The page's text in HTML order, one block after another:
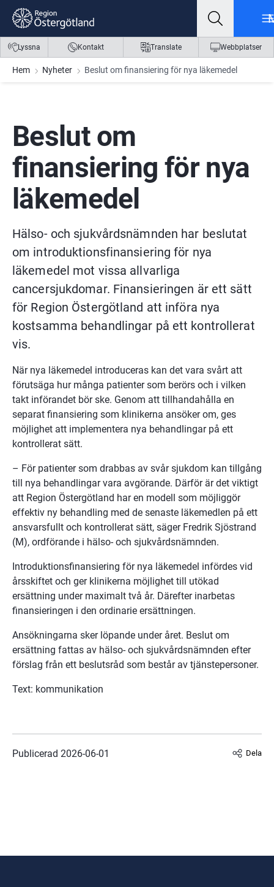
Gå till innehåll
Gå till meny
Gå till sidfot
Lyssna Kontakt Translate Webbplatser
Hem Nyheter Beslut om finansiering för nya läkemedel
Beslut om
finansiering för nya
läkemedel
Hälso- och sjukvårdsnämnden har beslutat
om introduktionsfinansiering för nya
läkemedel mot vissa allvarliga
cancersjukdomar. Finansieringen är ett sätt
för Region Östergötland att införa nya
kostsamma behandlingar på ett kontrollerat
vis.
När nya läkemedel introduceras kan det vara svårt att
förutsäga hur många patienter som berörs och i vilken
takt införandet bör ske. Genom att tillhandahålla en
separat finansiering som klinikerna ansöker om, ges
möjlighet att implementera nya behandlingar på ett
kontrollerat sätt.
– För patienter som drabbas av svår sjukdom kan tillgång
till nya behandlingar vara avgörande. Därför är det viktigt
att Region Östergötland har en modell som möjliggör
effektiv ny behandling med de senaste läkemedlen på ett
ansvarsfullt och kontrollerat sätt, säger Fredrik Sjöstrand
(M), ordförande i hälso- och sjukvårdsnämnden.
Introduktionsfinansiering för nya läkemedel infördes vid
årsskiftet och ger klinikerna möjlighet till utökad
ersättning under maximalt två år. Därefter inarbetas
finansieringen i den ordinarie ersättningen.
Ansökningarna sker löpande under året. Beslut om
ersättning fattas av hälso- och sjukvårdsnämnden efter
förslag från ett beslutsråd som består av tjänstepersoner.
Text: kommunikation
Publicerad 2026-06-01 Dela